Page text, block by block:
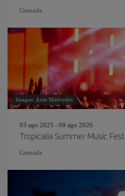
Granada
Imagen: Artie Medvedev
03 ago 2025 - 09 ago 2026
Tropicalia Summer Music Fest
Granada